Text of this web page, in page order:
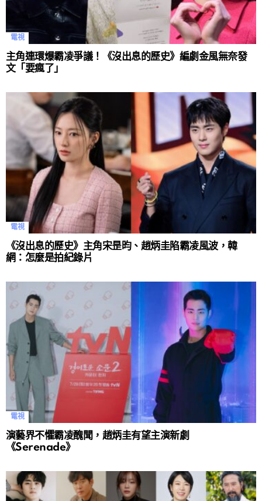
電視
主角連環爆霸凌爭議！《沒出息的歷史》編劇金風無奈發
文「要瘋了」
電視
《沒出息的歷史》主角宋昰昀、趙炳圭陷霸凌風波，韓
網：怎麼是拍紀錄片
電視
演藝界不懼霸凌醜聞，趙炳圭有望主演新劇
《Serenade》